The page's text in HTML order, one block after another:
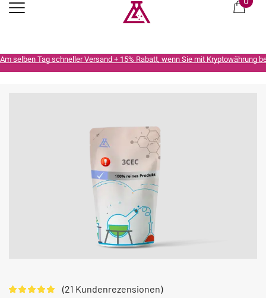
Am selben Tag schneller Versand + 15% Rabatt, wenn Sie mit Kryptowährung
(21 Kundenrezensionen)